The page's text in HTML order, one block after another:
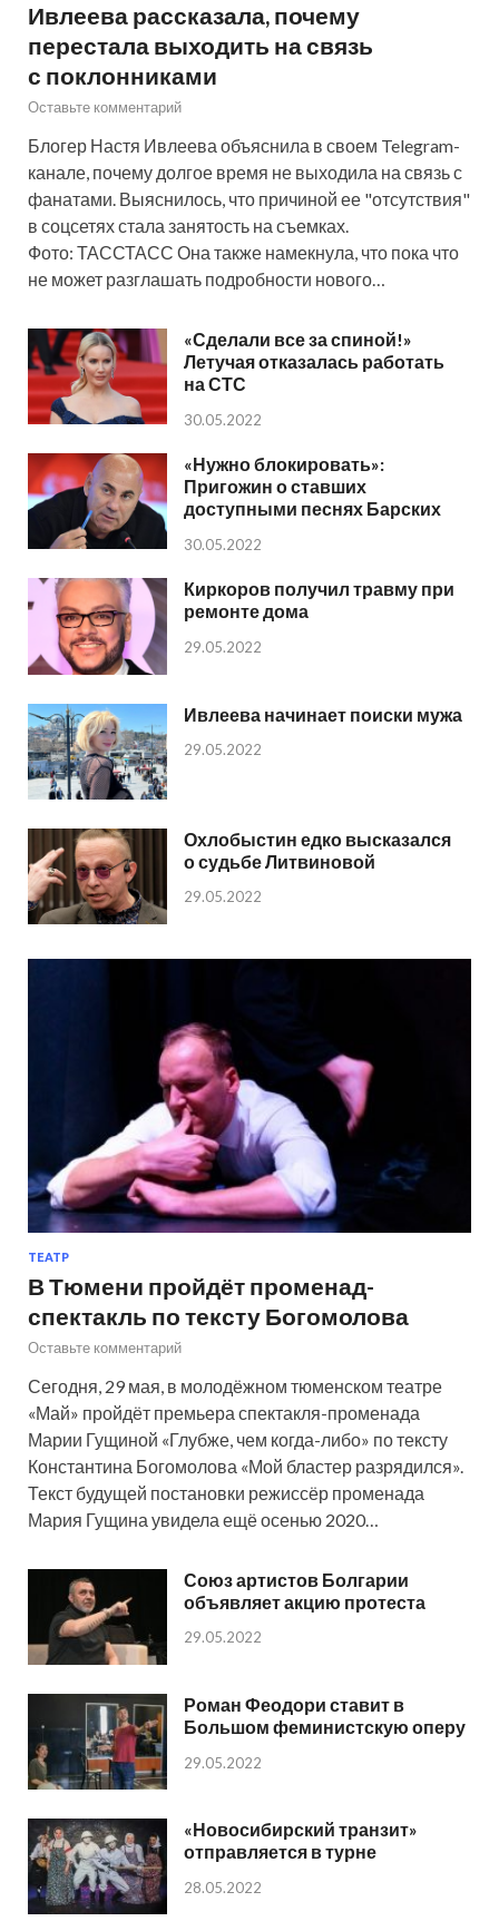
Ивлеева рассказала, почему
перестала выходить на связь
с поклонниками
Оставьте комментарий
Блогер Настя Ивлеева объяснила в своем Telegram-
канале, почему долгое время не выходила на связь с
фанатами. Выяснилось, что причиной ее "отсутствия"
в соцсетях стала занятость на съемках.
Фото: ТАССТАСС Она также намекнула, что пока что
не может разглашать подробности нового…
«Сделали все за спиной!»
Летучая отказалась работать
на СТС
30.05.2022
«Нужно блокировать»:
Пригожин о ставших
доступными песнях Барских
30.05.2022
Киркоров получил травму при
ремонте дома
29.05.2022
Ивлеева начинает поиски мужа
29.05.2022
Охлобыстин едко высказался
о судьбе Литвиновой
29.05.2022
ТЕАТР
В Тюмени пройдёт променад-
спектакль по тексту Богомолова
Оставьте комментарий
Сегодня, 29 мая, в молодёжном тюменском театре
«Май» пройдёт премьера спектакля-променада
Марии Гущиной «Глубже, чем когда-либо» по тексту
Константина Богомолова «Мой бластер разрядился».
Текст будущей постановки режиссёр променада
Мария Гущина увидела ещё осенью 2020…
Союз артистов Болгарии
объявляет акцию протеста
29.05.2022
Роман Феодори ставит в
Большом феминистскую оперу
29.05.2022
«Новосибирский транзит»
отправляется в турне
28.05.2022